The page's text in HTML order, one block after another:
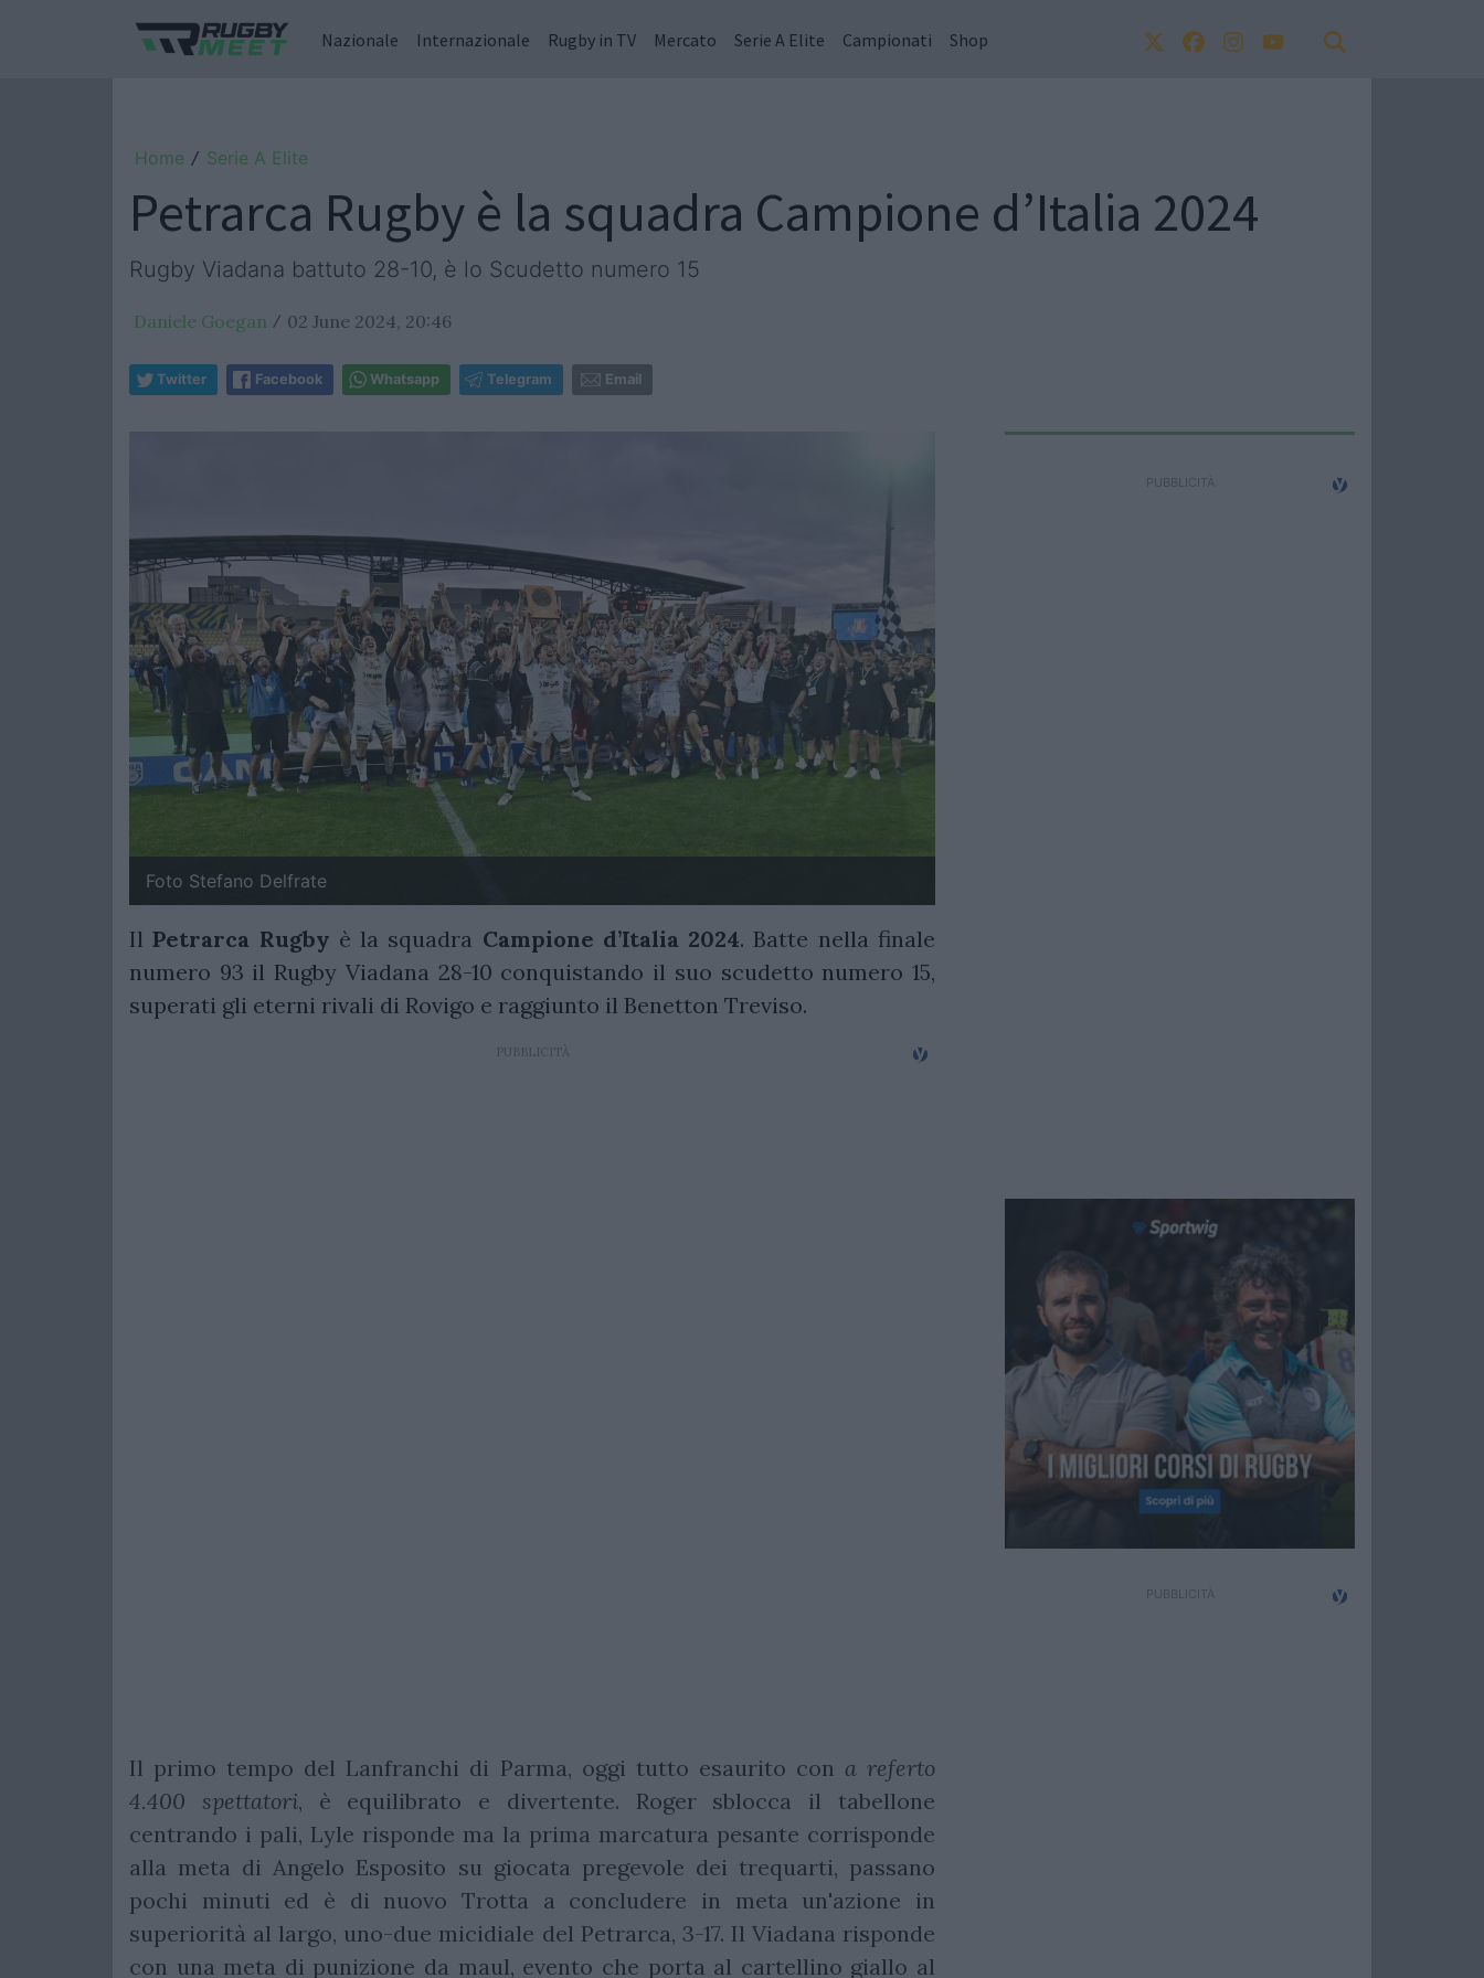
Nazionale Internazionale Rugby in TV Mercato Serie A Elite Campionati Shop
Home / Serie A Elite
Petrarca Rugby è la squadra Campione d’Italia 2024
Rugby Viadana battuto 28-10, è lo Scudetto numero 15
Daniele Goegan / 02 June 2024, 20:46
Twitter Facebook Whatsapp Telegram Email
Foto Stefano Delfrate
IlPetrarca Rugby è la squadra Campione d’Italia 2024. Batte nella finale
numero 93 il Rugby Viadana 28-10 conquistando il suo scudetto numero 15,
superati gli eterni rivali di Rovigo e raggiunto il Benetton Treviso.
Il primo tempo del Lanfranchi di Parma, oggi tutto esaurito con a referto
4.400 spettatori, è equilibrato e divertente. Roger sblocca il tabellone
centrando i pali, Lyle risponde ma la prima marcatura pesante corrisponde
alla meta di Angelo Esposito su giocata pregevole dei trequarti, passano
pochi minuti ed è di nuovo Trotta a concludere in meta un'azione in
superiorità al largo, uno-due micidiale del Petrarca, 3-17. Il Viadana risponde
con una meta di punizione da maul, evento che porta al cartellino giallo al